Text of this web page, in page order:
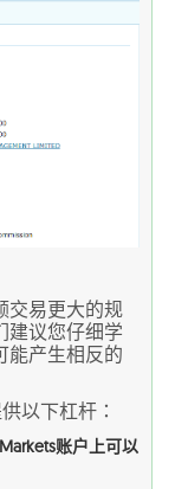
交易更大的规
建议您仔细学
能产生相反的
以下杠杆：
账户上可以